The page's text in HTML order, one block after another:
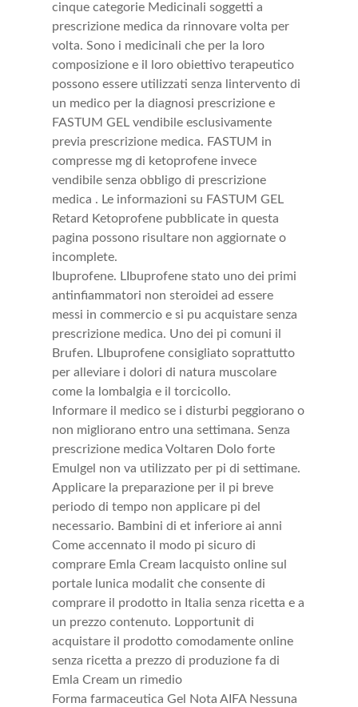
cinque categorie Medicinali soggetti a
prescrizione medica da rinnovare volta per
volta. Sono i medicinali che per la loro
composizione e il loro obiettivo terapeutico
possono essere utilizzati senza lintervento di
un medico per la diagnosi prescrizione e
FASTUM GEL vendibile esclusivamente
previa prescrizione medica. FASTUM in
compresse mg di ketoprofene invece
vendibile senza obbligo di prescrizione
medica . Le informazioni su FASTUM GEL
Retard Ketoprofene pubblicate in questa
pagina possono risultare non aggiornate o
incomplete.
Ibuprofene. LIbuprofene stato uno dei primi
antinfiammatori non steroidei ad essere
messi in commercio e si pu acquistare senza
prescrizione medica. Uno dei pi comuni il
Brufen. LIbuprofene consigliato soprattutto
per alleviare i dolori di natura muscolare
come la lombalgia e il torcicollo.
Informare il medico se i disturbi peggiorano o
non migliorano entro una settimana. Senza
prescrizione medica Voltaren Dolo forte
Emulgel non va utilizzato per pi di settimane.
Applicare la preparazione per il pi breve
periodo di tempo non applicare pi del
necessario. Bambini di et inferiore ai anni
Come accennato il modo pi sicuro di
comprare Emla Cream lacquisto online sul
portale lunica modalit che consente di
comprare il prodotto in Italia senza ricetta e a
un prezzo contenuto. Lopportunit di
acquistare il prodotto comodamente online
senza ricetta a prezzo di produzione fa di
Emla Cream un rimedio
Forma farmaceutica Gel Nota AIFA Nessuna